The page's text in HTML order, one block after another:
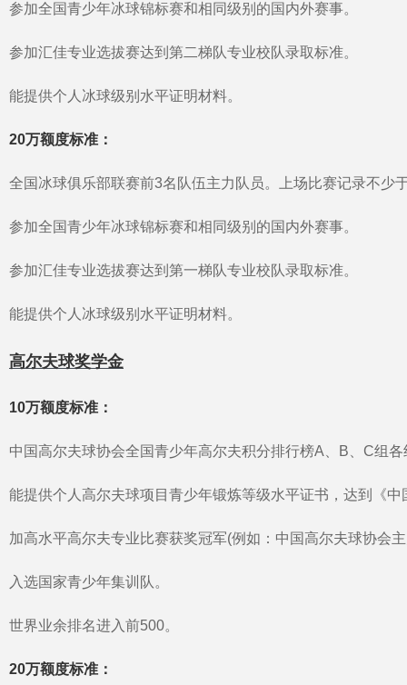
参加全国青少年冰球锦标赛和相同级别的国内外赛事。
参加汇佳专业选拔赛达到第二梯队专业校队录取标准。
能提供个人冰球级别水平证明材料。
20万额度标准：
全国冰球俱乐部联赛前3名队伍主力队员。上场比赛记录不少
参加全国青少年冰球锦标赛和相同级别的国内外赛事。
参加汇佳专业选拔赛达到第一梯队专业校队录取标准。
能提供个人冰球级别水平证明材料。
高尔夫球奖学金
10万额度标准：
中国高尔夫球协会全国青少年高尔夫积分排行榜A、B、C组
能提供个人高尔夫球项目青少年锻炼等级水平证书，达到《
加高水平高尔夫专业比赛获奖冠军(例如：中国高尔夫球协会
入选国家青少年集训队。
世界业余排名进入前500。
20万额度标准：